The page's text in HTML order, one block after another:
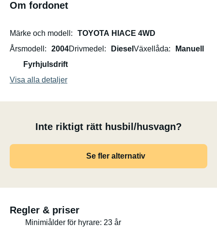
Om fordonet
Märke och modell
TOYOTA HIACE 4WD
Årsmodell
2004Drivmedel Diesel Växellåda
Manuell
Fyrhjulsdrift
Visa alla detaljer
Inte riktigt rätt husbil/husvagn?
Se fler alternativ
Regler & priser
Minimiålder för hyrare: 23 år